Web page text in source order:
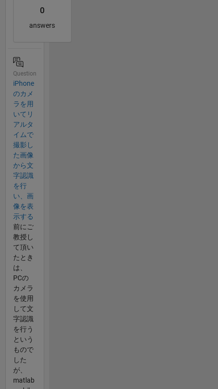
0
answers
Question
iPhone
のカメ
ラを用
いてリ
アルタ
イムで
撮影し​
た画像
から文
字認識
を​行
い、画
像を表
示する
前にご
教授し
て頂い
たとき
は、
PCの
カメラ
を使用
して文
字認識
を行う
という
もので
した
が、
matlab